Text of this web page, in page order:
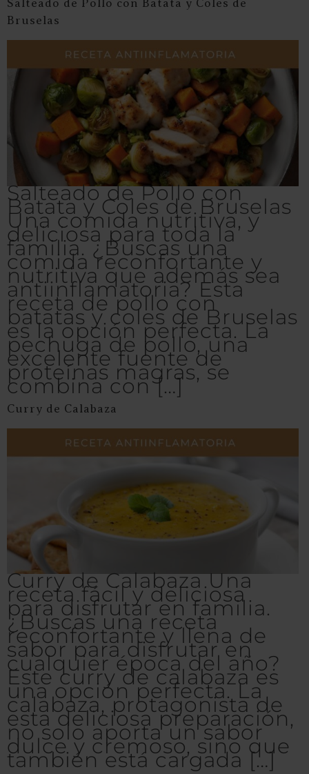
Salteado de Pollo con Batata y Coles de
Bruselas
Salteado de Pollo con
Batata y Coles de Bruselas
Una comida nutritiva, y
deliciosa para toda la
familia. ¿Buscas una
comida reconfortante y
nutritiva que además sea
antiinflamatoria? Esta
receta de pollo con
batatas y coles de Bruselas
es la opción perfecta. La
pechuga de pollo, una
excelente fuente de
proteínas magras, se
combina con […]
Curry de Calabaza
Curry de Calabaza Una
receta fácil y deliciosa
para disfrutar en familia.
¿Buscas una receta
reconfortante y llena de
sabor para disfrutar en
cualquier época del año?
Este curry de calabaza es
una opción perfecta. La
calabaza, protagonista de
esta deliciosa preparación,
no solo aporta un sabor
dulce y cremoso, sino que
también está cargada […]